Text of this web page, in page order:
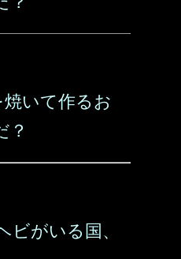
いて作るお
？
ビがいる国、